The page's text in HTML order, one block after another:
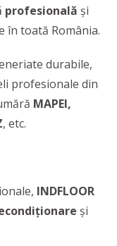
profesională și
în toată România.
durabile,
profesionale din
MAPEI,
, etc.
INDFLOOR
și